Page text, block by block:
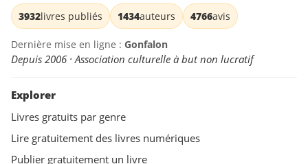
3932livres publiés 1434auteurs 4766avis
Dernière mise en ligne : Gonfalon
Depuis 2006 · Association culturelle à but non lucratif
Explorer
Livres gratuits par genre
Lire gratuitement des livres numériques
Publier gratuitement un livre